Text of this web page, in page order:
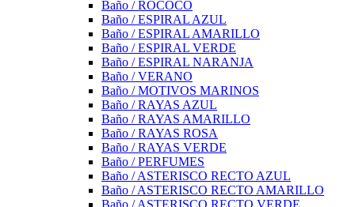
Baño / ROCOCO
Baño / ESPIRAL AZUL
Baño / ESPIRAL AMARILLO
Baño / ESPIRAL VERDE
Baño / ESPIRAL NARANJA
Baño / VERANO
Baño / MOTIVOS MARINOS
Baño / RAYAS AZUL
Baño / RAYAS AMARILLO
Baño / RAYAS ROSA
Baño / RAYAS VERDE
Baño / PERFUMES
Baño / ASTERISCO RECTO AZUL
Baño / ASTERISCO RECTO AMARILLO
Baño / ASTERISCO RECTO VERDE